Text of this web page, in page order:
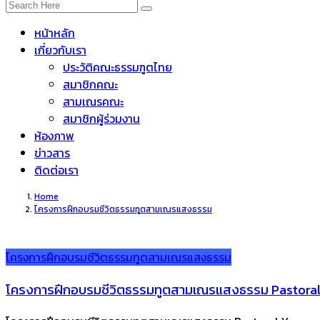
หน้าหลัก
เกี่ยวกับเรา
ประวัติคณะธรรมฑูตไทย
สมาชิกคณะ
สามเณรคณะ
สมาชิกผู้ร่วมงาน
ห้องภาพ
ข่าวสาร
ติดต่อเรา
Home
โครงการฝึกอบรมชีวิตธรรมทูตสามเณรแสงธรรม
โครงการฝึกอบรมชีวิตธรรมทูตสามเณรแสงธรรม
โครงการฝึกอบรมชีวิตธรรมทูตสามเณรแสงธรรม